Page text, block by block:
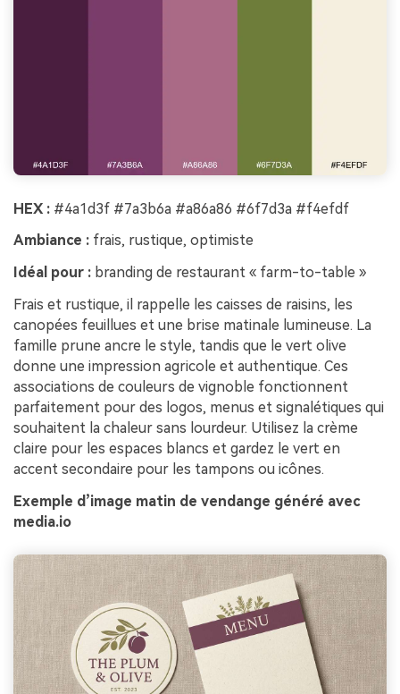
HEX : #4a1d3f #7a3b6a #a86a86 #6f7d3a #f4efdf
Ambiance : frais, rustique, optimiste
Idéal pour : branding de restaurant « farm-to-table »
Frais et rustique, il rappelle les caisses de raisins, les
canopées feuillues et une brise matinale lumineuse. La
famille prune ancre le style, tandis que le vert olive
donne une impression agricole et authentique. Ces
associations de couleurs de vignoble fonctionnent
parfaitement pour des logos, menus et signalétiques qui
souhaitent la chaleur sans lourdeur. Utilisez la crème
claire pour les espaces blancs et gardez le vert en
accent secondaire pour les tampons ou icônes.
Exemple d’image matin de vendange généré avec
media.io